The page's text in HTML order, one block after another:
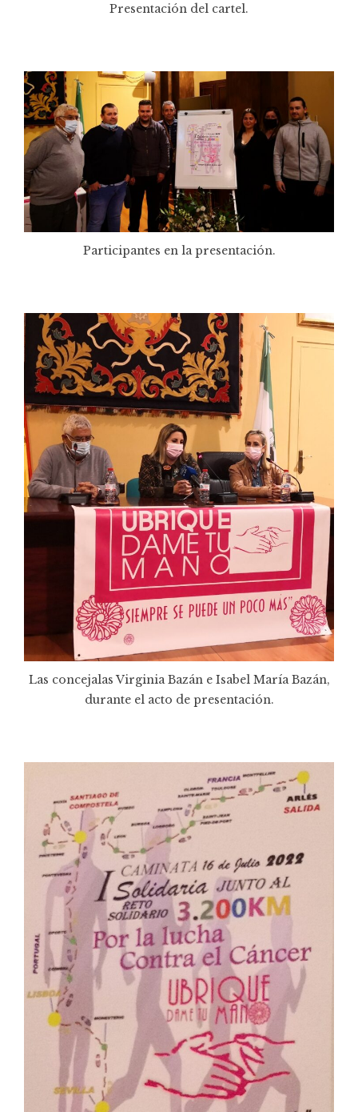
Presentación del cartel.
Participantes en la presentación.
Las concejalas Virginia Bazán e Isabel María Bazán,
durante el acto de presentación.